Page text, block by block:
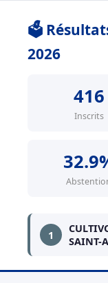
🗳️
2026
416
Inscrits
1
SAINT-